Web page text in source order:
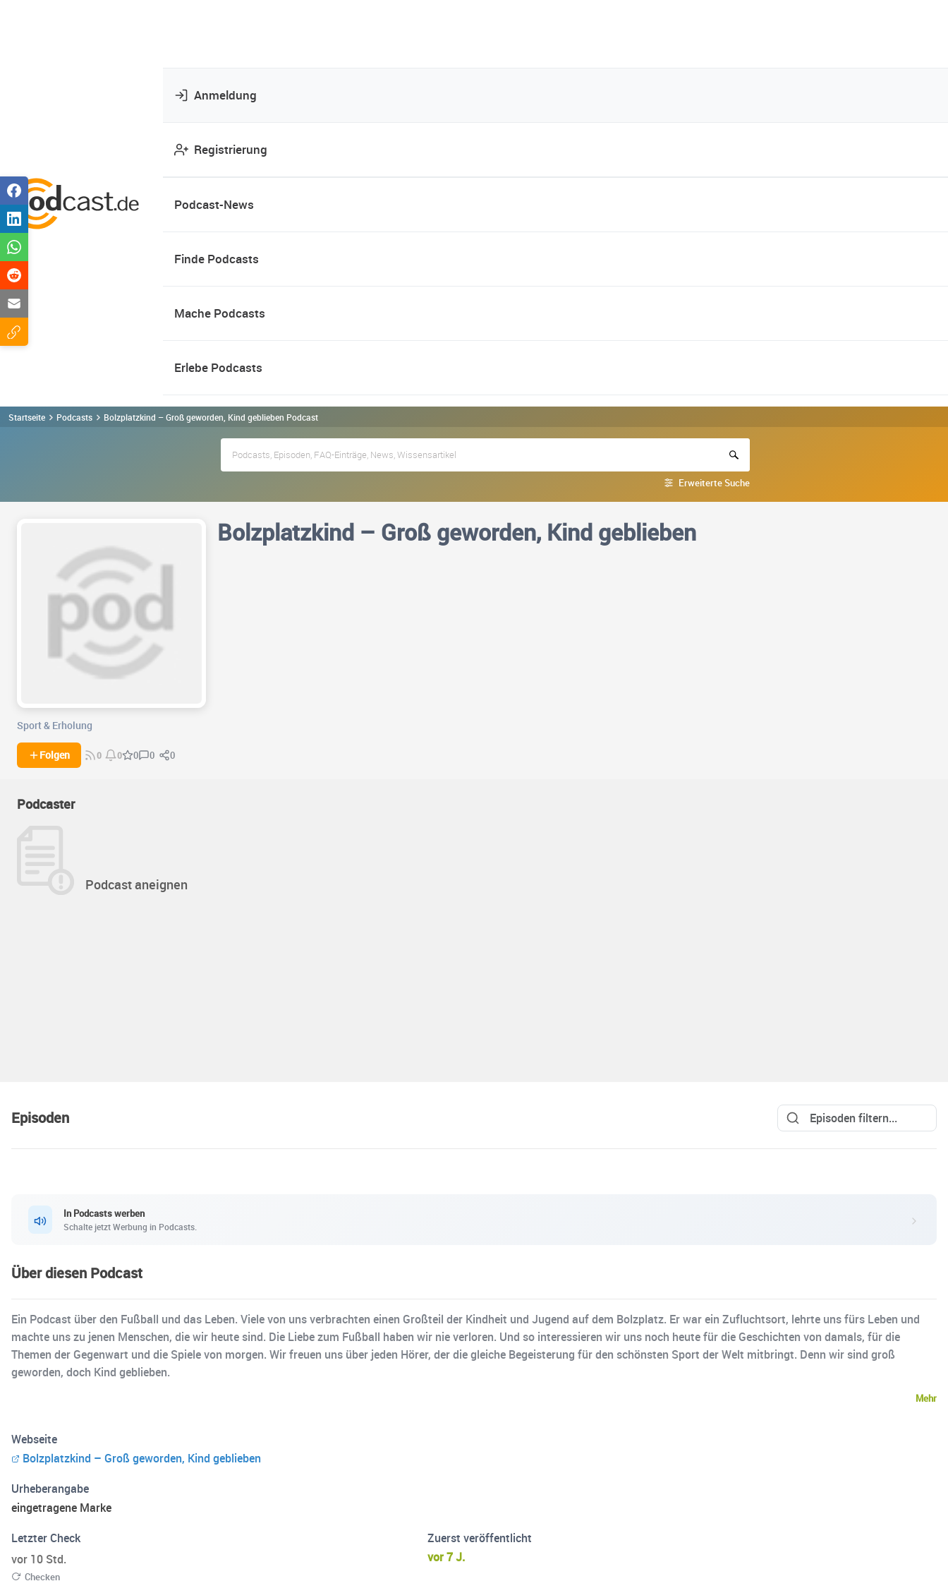
Anmeldung
Registrierung
Podcast-News
Finde Podcasts
Mache Podcasts
Erlebe Podcasts
Startseite Podcasts Bolzplatzkind – Groß geworden, Kind geblieben Podcast
Erweiterte Suche
Bolzplatzkind – Groß geworden, Kind geblieben
Sport & Erholung
Folgen 0 0 0 0 0
Podcaster
Podcast aneignen
Episoden
In Podcasts werben
Schalte jetzt Werbung in Podcasts.
Über diesen Podcast
Ein Podcast über den Fußball und das Leben. Viele von uns verbrachten einen Großteil der Kindheit und Jugend auf dem Bolzplatz. Er war ein Zufluchtsort, lehrte uns fürs Leben und
machte uns zu jenen Menschen, die wir heute sind. Die Liebe zum Fußball haben wir nie verloren. Und so interessieren wir uns noch heute für die Geschichten von damals, für die
Themen der Gegenwart und die Spiele von morgen. Wir freuen uns über jeden Hörer, der die gleiche Begeisterung für den schönsten Sport der Welt mitbringt. Denn wir sind groß
geworden, doch Kind geblieben.
Mehr
Webseite
Bolzplatzkind – Groß geworden, Kind geblieben
Urheberangabe
eingetragene Marke
Letzter Check
vor 10 Std.
Checken
Zuerst veröffentlicht
vor 7 J.